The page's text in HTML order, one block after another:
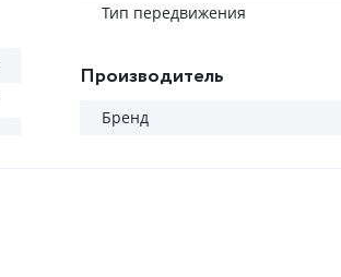
Тип передвижения
Производитель
Бренд